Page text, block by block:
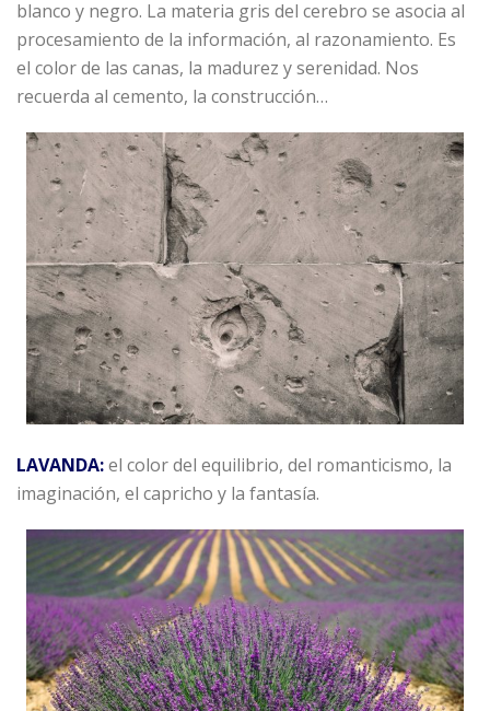
blanco y negro. La materia gris del cerebro se asocia al
procesamiento de la información, al razonamiento. Es
el color de las canas, la madurez y serenidad. Nos
recuerda al cemento, la construcción…
LAVANDA:el color del equilibrio, del romanticismo, la
imaginación, el capricho y la fantasía.